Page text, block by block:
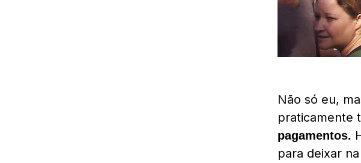
Não só eu,
praticamente
pagamentos.
para deixar